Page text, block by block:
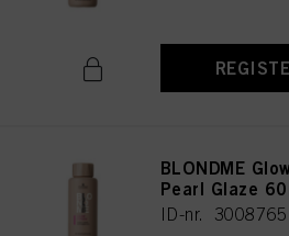
BLONDME
Pearl Glaze
ID-nr. 3008765